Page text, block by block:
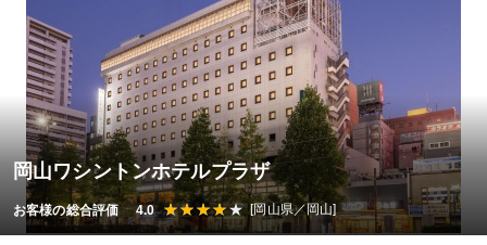
岡山ワシントンホテルプラザ
お客様の総合評価 4.0 [岡山県／岡山]